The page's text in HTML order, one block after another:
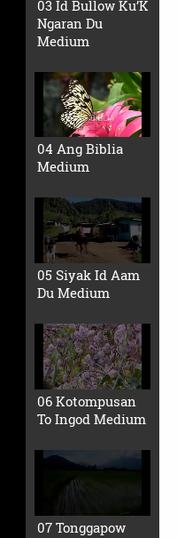
Kodposinaung
(Small File)
Linisyuk Pusung
Ku (Small File)
Noko-iling A
Taddot Saarong
(Small File)1
Id Polivod Ku
(Small File)